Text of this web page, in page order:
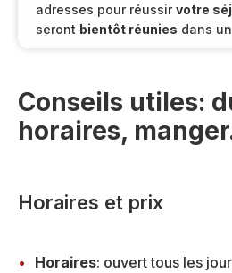
adresses pour réussirvotre
seront bientôt réunies dans
Conseils utiles:
horaires,
Horaires et prix
Horaires: ouvert tous les